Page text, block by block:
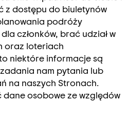
z dostępu do biuletynów
podróży
członków, brać udział w
oraz loteriach
niektóre informacje są
nam pytania lub
na naszych Stronach.
osobowe ze względów